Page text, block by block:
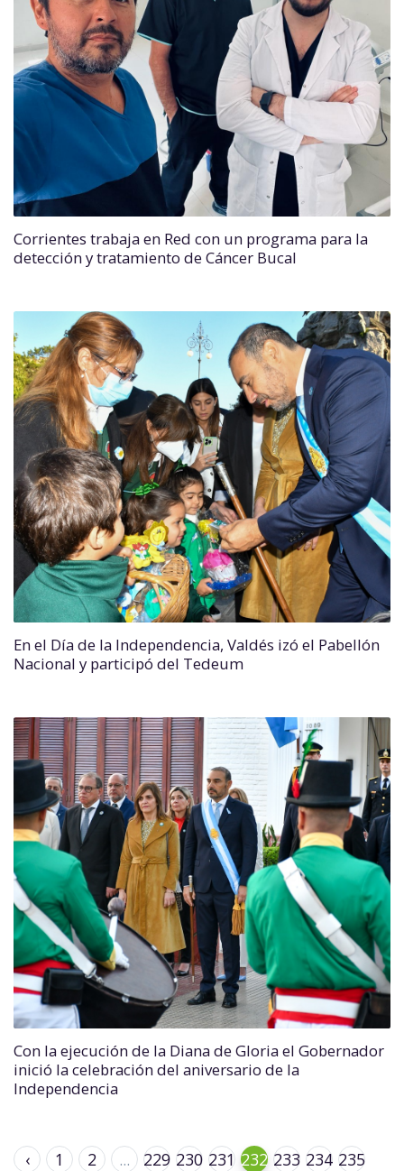
Corrientes trabaja en Red con un programa para la
detección y tratamiento de Cáncer Bucal
En el Día de la Independencia, Valdés izó el Pabellón
Nacional y participó del Tedeum
Con la ejecución de la Diana de Gloria el Gobernador
inició la celebración del aniversario de la
Independencia
‹ 1 2 ... 229 230 231 232 233 234 235